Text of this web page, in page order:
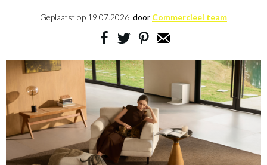
Geplaatst op 19.07.2026 door Commercieel team